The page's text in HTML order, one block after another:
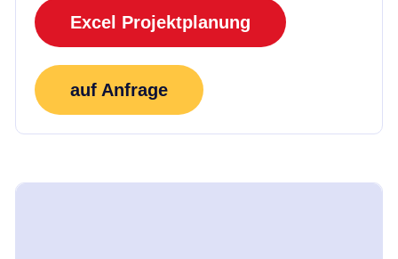
Excel Projektplanung
auf Anfrage